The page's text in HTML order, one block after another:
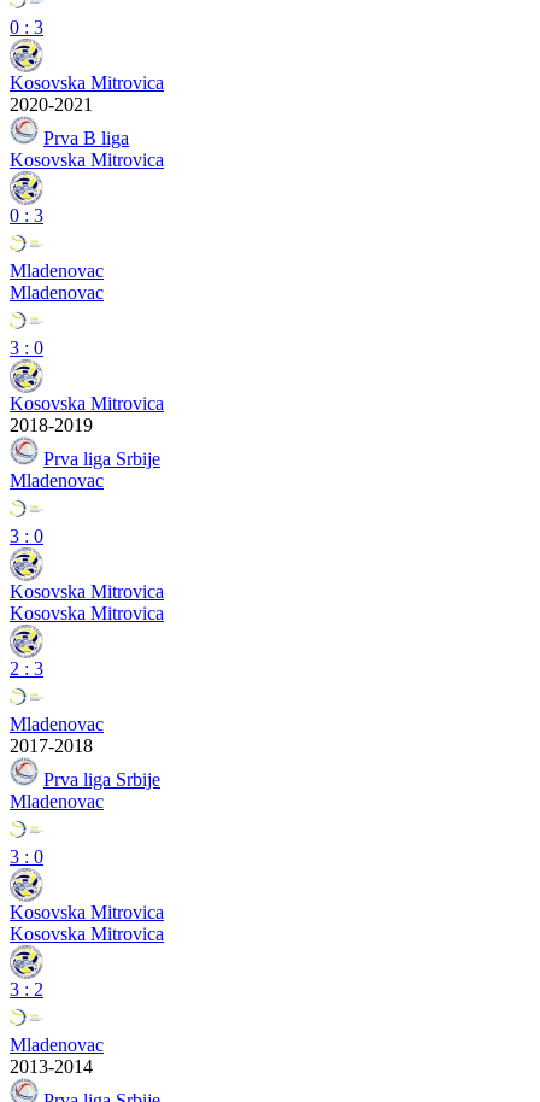
0 : 3
Kosovska Mitrovica
2020-2021
Prva B liga
Kosovska Mitrovica
0 : 3
Mladenovac
Mladenovac
3 : 0
Kosovska Mitrovica
2018-2019
Prva liga Srbije
Mladenovac
3 : 0
Kosovska Mitrovica
Kosovska Mitrovica
2 : 3
Mladenovac
2017-2018
Prva liga Srbije
Mladenovac
3 : 0
Kosovska Mitrovica
Kosovska Mitrovica
3 : 2
Mladenovac
2013-2014